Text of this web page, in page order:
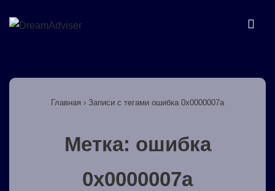
Перейти
содержимому
навигация
Главная › Записи с тегами ошибка 0x0000007a
Метка: ошибка
0x0000007a